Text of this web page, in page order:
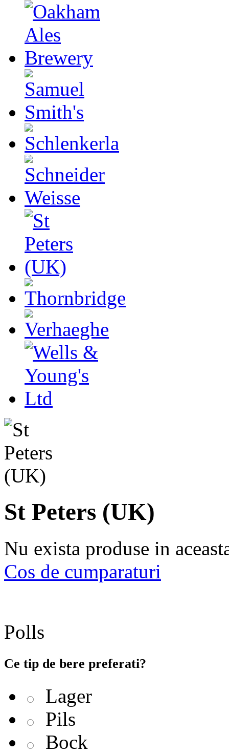
St Peters (UK)
Nu exista produse in
Cos de cumparaturi
Polls
Ce tip de bere preferati?
Lager
Pils
Bock